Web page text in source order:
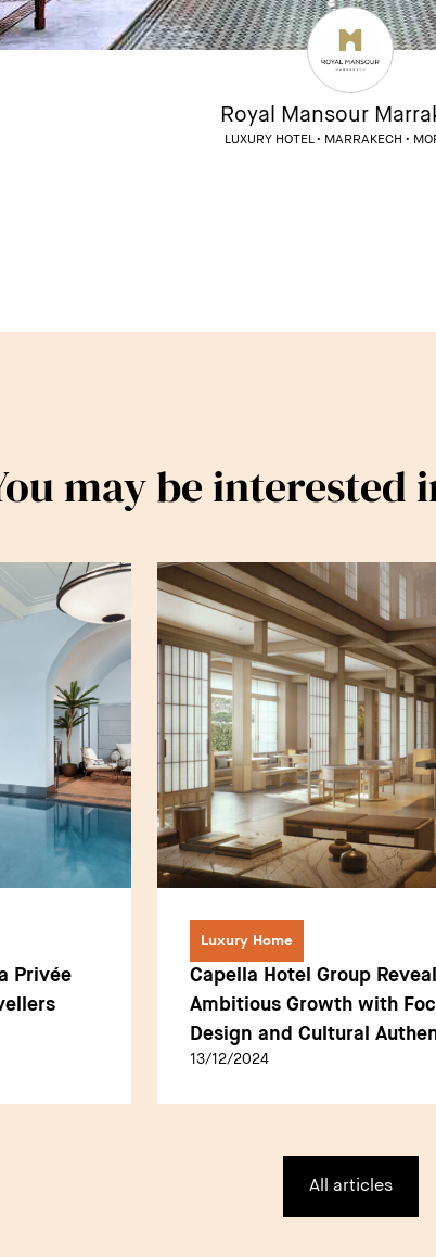
Royal Mansour
LUXURY HOTEL • MARRAKECH •
may be interested
Privée
Luxury Home
Capella Hotel Group
Ambitious Growth with
Design and Cultural
13/12/2024
All articles